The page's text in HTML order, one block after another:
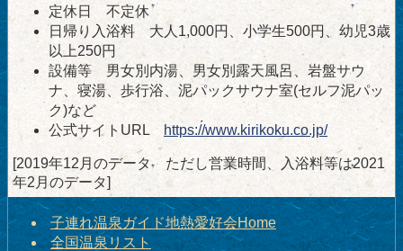
定休日 不定休
日帰り入浴料 大人1,000円、小学生500円、幼児3歳
以上250円
設備等 男女別内湯、男女別露天風呂、岩盤サウ
ナ、寝湯、歩行浴、泥パックサウナ室(セルフ泥パッ
ク)など
公式サイトURL https://www.kirikoku.co.jp/
[2019年12月のデータ ただし営業時間、入浴料等は2021
年2月のデータ]
子連れ温泉ガイド地熱愛好会Home
全国温泉リスト